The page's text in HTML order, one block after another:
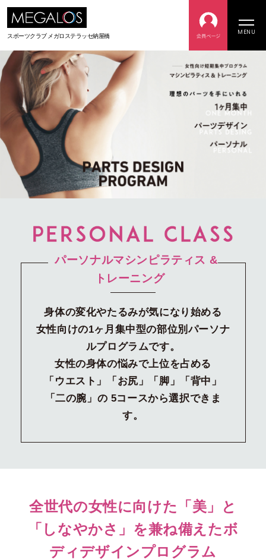
スポーツクラブ メガロステラッセ納屋橋
MENU
パーソナルマシンピラティス &
トレーニング
身体の変化やたるみが気になり始める
女性向けの1ヶ月集中型の部位別パーソナ
ルプログラムです。
女性の身体の悩みで上位を占める
「ウエスト」「お尻」「脚」「背中」
「二の腕」の 5コースから選択できま
す。
全世代の女性に向けた「美」と
「しなやかさ」を兼ね備えたボ
ディデザインプログラム